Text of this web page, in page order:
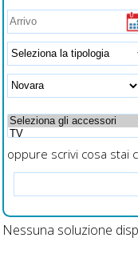
oppure scrivi cosa stai
Nessuna soluzione